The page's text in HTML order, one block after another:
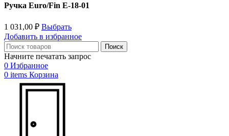
Ручка Euro/Fin E-18-01
1 031,00 ₽ Выбрать
Добавить в избранное
Поиск
Начните печатать запрос
0 Избранное
0 items Корзина